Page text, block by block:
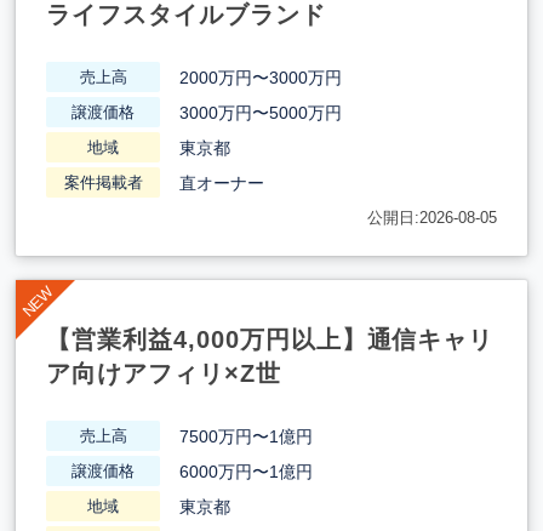
ライフスタイルブランド
売上高 2000万円〜3000万円
譲渡価格 3000万円〜5000万円
地域 東京都
案件掲載者 直オーナー
公開日:2026-08-05
【営業利益4,000万円以上】通信キャリ
ア向けアフィリ×Z世
売上高 7500万円〜1億円
譲渡価格 6000万円〜1億円
地域 東京都